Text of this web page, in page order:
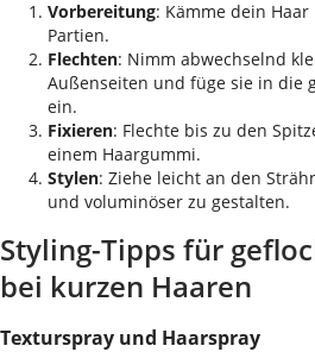
Vorbereitung: Kämme dein
Partien.
Flechten: Nimm abwechselnd
Außenseiten und füge sie in die
ein.
Fixieren: Flechte bis zu den
einem Haargummi.
Stylen: Ziehe leicht an den
und voluminöser zu gestalten.
Styling-Tipps für
bei kurzen Haaren
Texturspray und Haarspray